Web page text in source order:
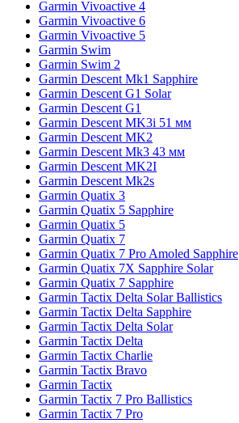
Garmin Vivoactive 4
Garmin Vivoactive 6
Garmin Vivoactive 5
Garmin Swim
Garmin Swim 2
Garmin Descent Mk1 Sapphire
Garmin Descent G1 Solar
Garmin Descent G1
Garmin Descent MK3i 51 мм
Garmin Descent MK2
Garmin Descent Mk3 43 мм
Garmin Descent MK2I
Garmin Descent Mk2s
Garmin Quatix 3
Garmin Quatix 5 Sapphire
Garmin Quatix 5
Garmin Quatix 7
Garmin Quatix 7 Pro Amoled Sapphire
Garmin Quatix 7X Sapphire Solar
Garmin Quatix 7 Sapphire
Garmin Tactix Delta Solar Ballistics
Garmin Tactix Delta Sapphire
Garmin Tactix Delta Solar
Garmin Tactix Delta
Garmin Tactix Charlie
Garmin Tactix Bravo
Garmin Tactix
Garmin Tactix 7 Pro Ballistics
Garmin Tactix 7 Pro